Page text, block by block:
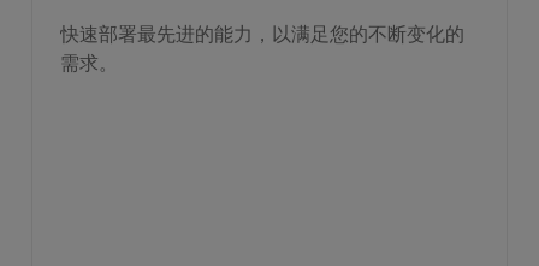
快速部署最先进的能力，以满足您的不断变化的
需求。